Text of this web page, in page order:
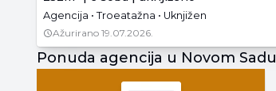
Agencija • Troeatažna • Uknjižen
Ažurirano 19.07.2026.
Ponuda agencija u Novom Sadu